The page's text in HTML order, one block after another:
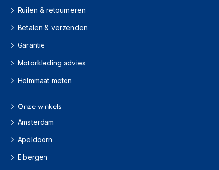
n
F
s
o
n
e
m
n
V
Ruilen & retourneren
Betalen & verzenden
Garantie
Motorkleding advies
Helmmaat meten
Onze winkels
Amsterdam
Apeldoorn
Eibergen